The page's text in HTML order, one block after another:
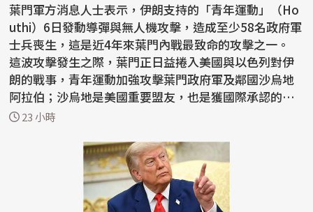
葉門軍方消息人士表示，伊朗支持的「青年運動」（Ho
uthi）6日發動導彈與無人機攻擊，造成至少58名政府軍
士兵喪生，這是近4年來葉門內戰最致命的攻擊之一。
這波攻擊發生之際，葉門正日益捲入美國與以色列對伊
朗的戰事，青年運動加強攻擊葉門政府軍及鄰國沙烏地
阿拉伯；沙烏地是美國重要盟友，也是獲國際承認的葉
門...23 小時